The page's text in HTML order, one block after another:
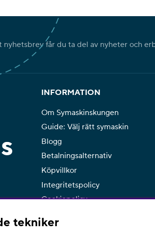
nyhetsbrev får du ta del av nyheter och
INFORMATION
Om Symaskinskungen
Guide: Välj rätt symaskin
Blogg
Betalningsalternativ
Köpvillkor
Integritetspolicy
Cookiepolicy
tekniker